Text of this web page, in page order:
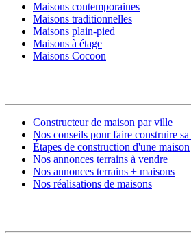
Maisons contemporaines
Maisons traditionnelles
Maisons plain-pied
Maisons à étage
Maisons Cocoon
Constructeur de maison par ville
Nos conseils pour faire construire sa
Étapes de construction d'une maison
Nos annonces terrains à vendre
Nos annonces terrains + maisons
Nos réalisations de maisons